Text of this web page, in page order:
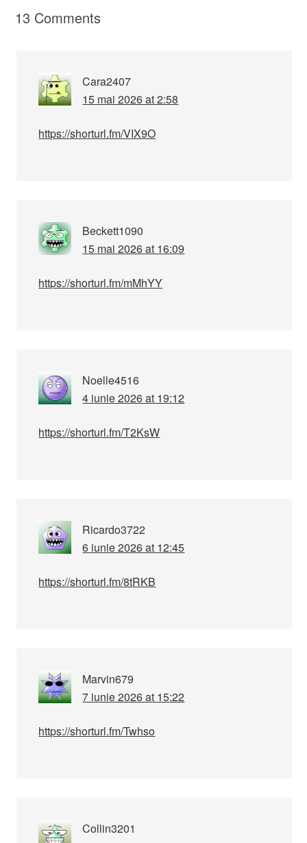
13 Comments
Cara2407
15 mai 2026 at 2:58
https://shorturl.fm/VIX9O
Beckett1090
15 mai 2026 at 16:09
https://shorturl.fm/mMhYY
Noelle4516
4 iunie 2026 at 19:12
https://shorturl.fm/T2KsW
Ricardo3722
6 iunie 2026 at 12:45
https://shorturl.fm/8tRKB
Marvin679
7 iunie 2026 at 15:22
https://shorturl.fm/Twhso
Collin3201